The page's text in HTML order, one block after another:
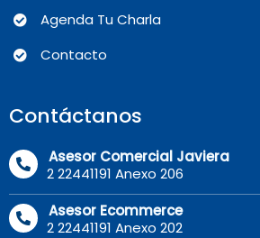
Agenda Tu Charla
Contacto
Contáctanos
Asesor Comercial Javiera
2 22441191 Anexo 206
Asesor Ecommerce
2 22441191 Anexo 202